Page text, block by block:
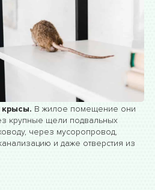
крысы. В жилое помещение они
крупные щели подвальных
через мусоропровод,
и даже отверстия из